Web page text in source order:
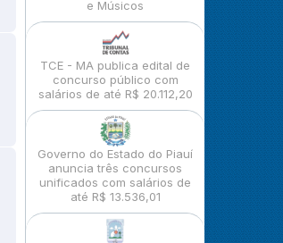
e Músicos
TCE - MA publica edital de
concurso público com
salários de até R$ 20.112,20
Governo do Estado do Piauí
anuncia três concursos
unificados com salários de
até R$ 13.536,01